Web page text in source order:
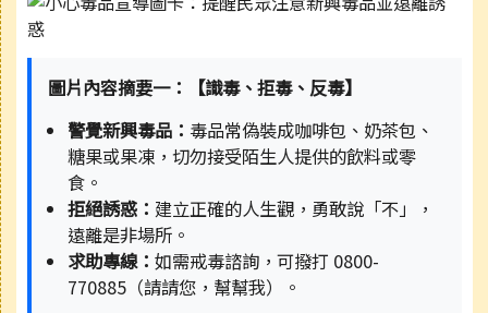
圖片內容摘要一：【識毒、拒毒、反毒】
警覺新興毒品： 毒品常偽裝成咖啡包、奶茶包、
糖果或果凍，切勿接受陌生人提供的飲料或零
食。
拒絕誘惑： 建立正確的人生觀，勇敢說「不」，
遠離是非場所。
求助專線：如需戒毒諮詢，可撥打 0800-
770885（請請您，幫幫我）。